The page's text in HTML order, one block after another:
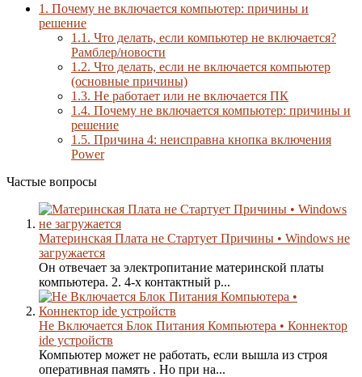
1. Почему не включается компьютер: причины и
решение
1.1. Что делать, если компьютер не включается?
Рамблер/новости
1.2. Что делать, если не включается компьютер
(основные причины)
1.3. Не работает или не включается ПК
1.4. Почему не включается компьютер: причины и
решение
1.5. Причина 4: неисправна кнопка включения
Power
Частые вопросы
Материнская Плата не Стартует Причины • Windows не
загружается
Он отвечает за электропитание материнской платы
компьютера. 2. 4-х контактный р...
Не Включается Блок Питания Компьютера • Коннектор
ide устройств
Компьютер может не работать, если вышла из строя
оперативная память . Но при на...